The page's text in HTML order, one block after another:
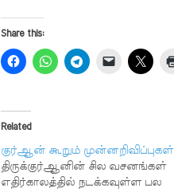
Share this:
Related
குர்ஆன் கூறும் முன்னறிவிப்புகள்
திருக்குர்ஆனின் சில வசனங்கள்
எதிர்காலத்தில் நடக்கவுள்ள பல